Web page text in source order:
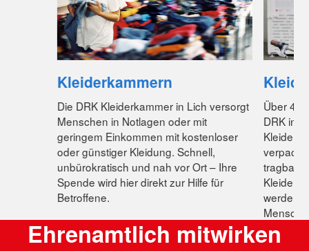
Kleiderkammern
Die DRK Kleiderkammer in Lich versorgt
Menschen in Notlagen oder mit
geringem Einkommen mit kostenloser
oder günstiger Kleidung. Schnell,
unbürokratisch und nah vor Ort – Ihre
Spende wird hier direkt zur Hilfe für
Betroffene.
Über
DRK in
tragbare
werden
Ehrenamtlich mitwirken